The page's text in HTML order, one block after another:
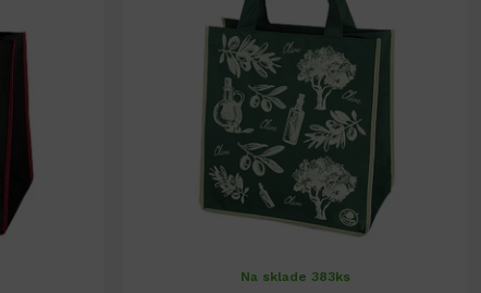
Na sklade 383ks